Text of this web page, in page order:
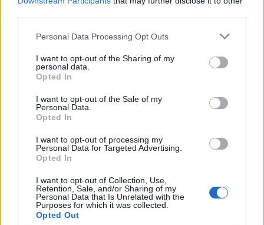
Please note that this website/app uses one or more Google
not limited to your visit or usage behaviour. You may click to
grant or deny consent to Google and its third-party tags to
use your data for below specified purposes in below Google
consent section.
Personal Data Processing Opt Outs
I want to opt-out of the Sharing of my
personal data.
Opted In
I want to opt-out of the Sale of my
Personal Data.
Opted In
I want to opt-out of processing my
Personal Data for Targeted Advertising.
Opted In
I want to opt-out of Collection, Use,
Retention, Sale, and/or Sharing of my
Personal Data that Is Unrelated with the
Purposes for which it was collected.
Opted Out
να προχωρούν εγκαίρως οι διαγωνισμοί για την αναβάθμιση
των συστημάτων. Ο υπουργός ανέφερε ότι δέχεται συχνά
κυβερνοεπιθέσεων που «ρίχνουν» τις οικονομικές ή
διοικητικές τους υπηρεσίες. Για την άμεση αντιμετώπιση του
προβλήματος, το Υπουργείο προκήρυξε ένα πρόγραμμα 7
εκατομμυρίων ευρώ για άμεσες λύσεις κυβερνοασφάλειας
και δοκιμές ευπάθειας (vulnerability tests) στους δήμους,
παράλληλα με τις χρηματοδοτήσεις από τα προγράμματα
Κυβερνοασφάλεια: Ήταν τεχνικό θέμα, έγινε
στρατηγική προτεραιότητα
ΚΟΙΝΩΝΙΑ